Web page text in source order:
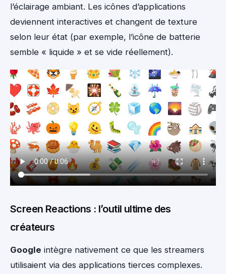
l’éclairage ambiant. Les icônes d’applications
deviennent interactives et changent de texture
selon leur état (par exemple, l’icône de batterie
semble « liquide » et se vide réellement).
Screen Reactions : l’outil ultime des
créateurs
Google intègre nativement ce que les streamers
utilisaient via des applications tierces complexes.